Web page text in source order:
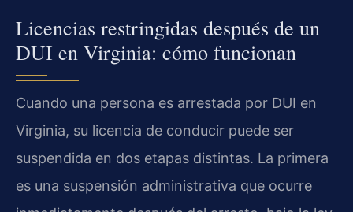
Licencias restringidas después de un
DUI en Virginia: cómo funcionan
Cuando una persona es arrestada por DUI en
Virginia, su licencia de conducir puede ser
suspendida en dos etapas distintas. La primera
es una suspensión administrativa que ocurre